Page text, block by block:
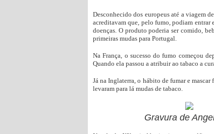
Desconhecido dos europeus até a viagem
acreditavam que, pelo fumo, podiam entrar
doenças. O produto poderia ser comido,
primeiras mudas para Portugal.
Na França, o sucesso do fumo começou
Quando ela passou a atribuir ao tabaco a
Já na Inglaterra, o hábito de fumar e
levaram para lá mudas de tabaco.
Gravura de